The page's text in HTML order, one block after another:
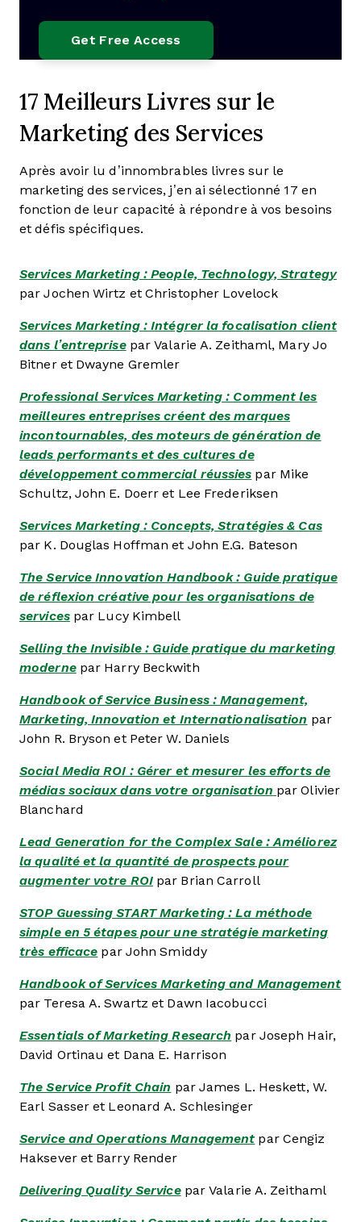
17 Meilleurs Livres sur le
Marketing des Services
Après avoir lu d’innombrables livres sur le
marketing des services, j’en ai sélectionné 17 en
fonction de leur capacité à répondre à vos besoins
et défis spécifiques.
Services Marketing : People, Technology, Strategy
par Jochen Wirtz et Christopher Lovelock
Services Marketing : Intégrer la focalisation client
dans l’entreprise par Valarie A. Zeithaml, Mary Jo
Bitner et Dwayne Gremler
Professional Services Marketing : Comment les
meilleures entreprises créent des marques
incontournables, des moteurs de génération de
leads performants et des cultures de
développement commercial réussies par Mike
Schultz, John E. Doerr et Lee Frederiksen
Services Marketing : Concepts, Stratégies & Cas
par K. Douglas Hoffman et John E.G. Bateson
The Service Innovation Handbook : Guide pratique
de réflexion créative pour les organisations de
services par Lucy Kimbell
Selling the Invisible : Guide pratique du marketing
modernepar Harry Beckwith
Handbook of Service Business : Management,
Marketing, Innovation et Internationalisation par
John R. Bryson et Peter W. Daniels
Social Media ROI : Gérer et mesurer les efforts de
médias sociaux dans votre organisation par Olivier
Blanchard
Lead Generation for the Complex Sale : Améliorez
la qualité et la quantité de prospects pour
augmenter votre ROI par Brian Carroll
STOP Guessing START Marketing : La méthode
simple en 5 étapes pour une stratégie marketing
très efficace par John Smiddy
Handbook of Services Marketing and Management
par Teresa A. Swartz et Dawn Iacobucci
Essentials of Marketing Research par Joseph Hair,
David Ortinau et Dana E. Harrison
The Service Profit Chain par James L. Heskett, W.
Earl Sasser et Leonard A. Schlesinger
Service and Operations Management par Cengiz
Haksever et Barry Render
Delivering Quality Service par Valarie A. Zeithaml